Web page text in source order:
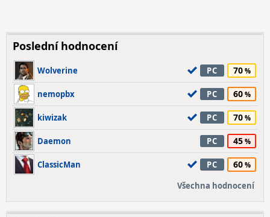
Poslední hodnocení
Wolverine PC 70
nemopbx PC 60
kiwizak PC 70
Daemon PC 45
ClassicMan PC 60
Všechna hodnocení